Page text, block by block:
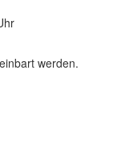
werden.